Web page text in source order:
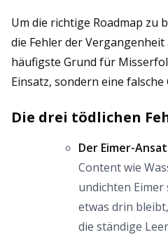
Um die richtige Roadmap zu
die Fehler der
häufigste Grund für
Einsatz, sondern eine
Die drei tödlichen
Der Eimer-
Content wie
undichten Eimer
etwas drin
die ständige